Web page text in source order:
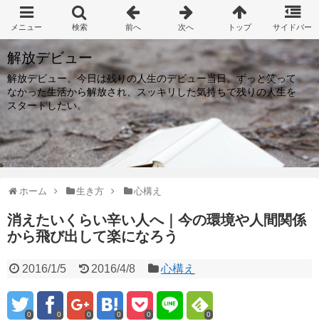
解放デビュー
解放デビュー。今日は残りの人生のデビュー当日。ずっと笑って
なかった生活から解放され、スッキリした気持ちで残りの人生を
スタートしたい。
ホーム 生き方 心構え
消えたいくらい辛い人へ｜今の環境や人間関係
から飛び出して楽になろう
2016/1/5 2016/4/8 心構え
0 0 0 0 0 0